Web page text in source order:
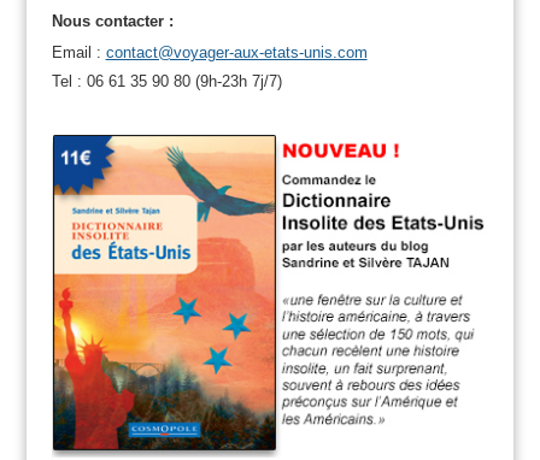
Nous contacter :
Email : contact@voyager-aux-etats-unis.com
Tel : 06 61 35 90 80 (9h-23h 7j/7)